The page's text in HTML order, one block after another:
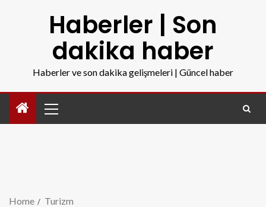
Haberler | Son
dakika haber
Haberler ve son dakika gelişmeleri | Güncel haber
Home Turizm